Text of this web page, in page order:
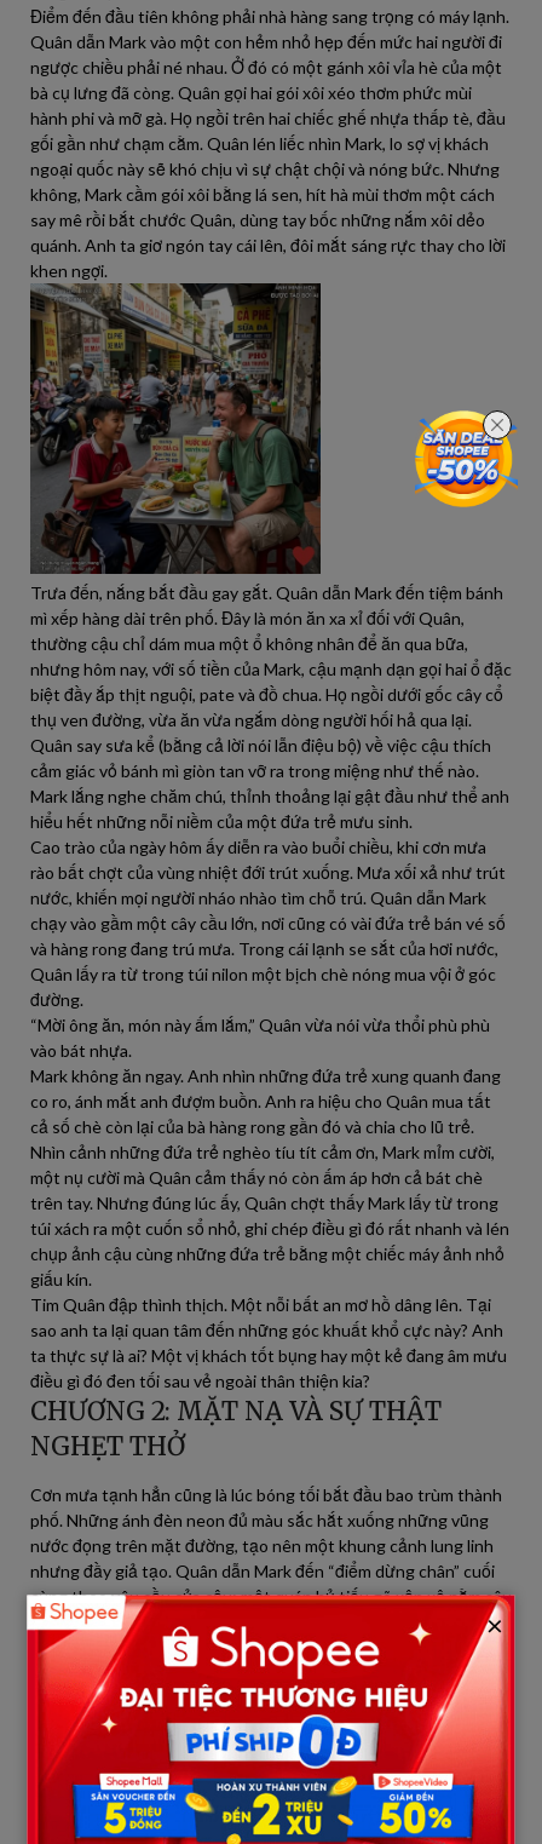
Điểm đến đầu tiên không phải nhà hàng sang trọng có máy lạnh.
Quân dẫn Mark vào một con hẻm nhỏ hẹp đến mức hai người đi
ngược chiều phải né nhau. Ở đó có một gánh xôi vỉa hè của một
bà cụ lưng đã còng. Quân gọi hai gói xôi xéo thơm phức mùi
hành phi và mỡ gà. Họ ngồi trên hai chiếc ghế nhựa thấp tè, đầu
gối gần như chạm cằm. Quân lén liếc nhìn Mark, lo sợ vị khách
ngoại quốc này sẽ khó chịu vì sự chật chội và nóng bức. Nhưng
không, Mark cầm gói xôi bằng lá sen, hít hà mùi thơm một cách
say mê rồi bắt chước Quân, dùng tay bốc những nắm xôi dẻo
quánh. Anh ta giơ ngón tay cái lên, đôi mắt sáng rực thay cho lời
khen ngợi.
Trưa đến, nắng bắt đầu gay gắt. Quân dẫn Mark đến tiệm bánh
mì xếp hàng dài trên phố. Đây là món ăn xa xỉ đối với Quân,
thường cậu chỉ dám mua một ổ không nhân để ăn qua bữa,
nhưng hôm nay, với số tiền của Mark, cậu mạnh dạn gọi hai ổ đặc
biệt đầy ắp thịt nguội, pate và đồ chua. Họ ngồi dưới gốc cây cổ
thụ ven đường, vừa ăn vừa ngắm dòng người hối hả qua lại.
Quân say sưa kể (bằng cả lời nói lẫn điệu bộ) về việc cậu thích
cảm giác vỏ bánh mì giòn tan vỡ ra trong miệng như thế nào.
Mark lắng nghe chăm chú, thỉnh thoảng lại gật đầu như thể anh
hiểu hết những nỗi niềm của một đứa trẻ mưu sinh.
Cao trào của ngày hôm ấy diễn ra vào buổi chiều, khi cơn mưa
rào bất chợt của vùng nhiệt đới trút xuống. Mưa xối xả như trút
nước, khiến mọi người nháo nhào tìm chỗ trú. Quân dẫn Mark
chạy vào gầm một cây cầu lớn, nơi cũng có vài đứa trẻ bán vé số
và hàng rong đang trú mưa. Trong cái lạnh se sắt của hơi nước,
Quân lấy ra từ trong túi nilon một bịch chè nóng mua vội ở góc
đường.
“Mời ông ăn, món này ấm lắm,” Quân vừa nói vừa thổi phù phù
vào bát nhựa.
Mark không ăn ngay. Anh nhìn những đứa trẻ xung quanh đang
co ro, ánh mắt anh đượm buồn. Anh ra hiệu cho Quân mua tất
cả số chè còn lại của bà hàng rong gần đó và chia cho lũ trẻ.
Nhìn cảnh những đứa trẻ nghèo tíu tít cảm ơn, Mark mỉm cười,
một nụ cười mà Quân cảm thấy nó còn ấm áp hơn cả bát chè
trên tay. Nhưng đúng lúc ấy, Quân chợt thấy Mark lấy từ trong
túi xách ra một cuốn sổ nhỏ, ghi chép điều gì đó rất nhanh và lén
chụp ảnh cậu cùng những đứa trẻ bằng một chiếc máy ảnh nhỏ
giấu kín.
Tim Quân đập thình thịch. Một nỗi bất an mơ hồ dâng lên. Tại
sao anh ta lại quan tâm đến những góc khuất khổ cực này? Anh
ta thực sự là ai? Một vị khách tốt bụng hay một kẻ đang âm mưu
điều gì đó đen tối sau vẻ ngoài thân thiện kia?
CHƯƠNG 2: MẶT NẠ VÀ SỰ THẬT
NGHẸT THỞ
Cơn mưa tạnh hẳn cũng là lúc bóng tối bắt đầu bao trùm thành
phố. Những ánh đèn neon đủ màu sắc hắt xuống những vũng
nước đọng trên mặt đường, tạo nên một khung cảnh lung linh
nhưng đầy giả tạo. Quân dẫn Mark đến “điểm dừng chân” cuối
cùng theo yêu cầu của cậu: một quán hủ tiếu gõ xập xệ nằm sâu
trong khu ổ chuột ven sông, nơi Quân và bà nội mù lòa đang sinh
sống.
“Ông Mark, đây là nơi cháu thích nhất. Không phải vì nó ngon
nhất, mà vì nó gần… nhà.” Quân nói, giọng hơi run. Cậu vốn
không muốn đưa người lạ về đây, nhưng Mark đã nhấn mạnh
rằng anh muốn thấy “cuộc sống thực sự” của cậu.
Vừa ngồi xuống bàn gỗ bóng mỡ, một gã đàn ông bặm trợn, tóc
húi cua, trên tay xăm trổ đầy mình tiến lại gần. Đó là Lâu, gã trùm
cai thầu đám trẻ đánh giày và bán vé số trong khu vực này. Lâu
×